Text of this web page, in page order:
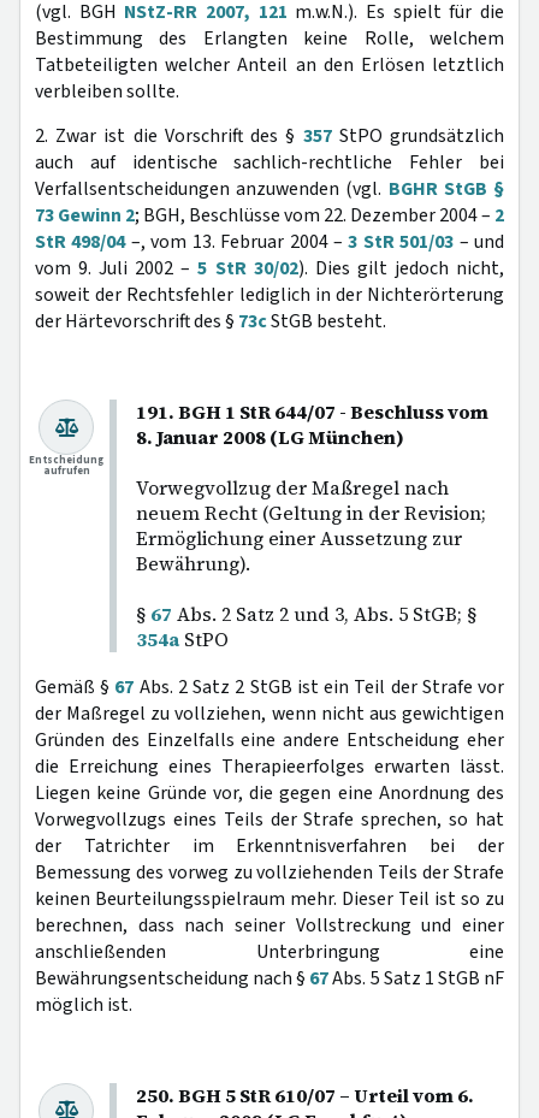
(vgl. BGH NStZ-RR 2007, 121 m.w.N.). Es spielt für die
Bestimmung des Erlangten keine Rolle, welchem
Tatbeteiligten welcher Anteil an den Erlösen letztlich
verbleiben sollte.
2. Zwar ist die Vorschrift des § 357StPO grundsätzlich
auch auf identische sachlich-rechtliche Fehler bei
Verfallsentscheidungen anzuwenden (vgl. BGHR StGB §
73 Gewinn 2; BGH, Beschlüsse vom 22. Dezember 2004 – 2
StR 498/04–, vom 13. Februar 2004 –3 StR 501/03 – und
vom 9. Juli 2002 –5 StR 30/02). Dies gilt jedoch nicht,
soweit der Rechtsfehler lediglich in der Nichterörterung
der Härtevorschrift des § 73cStGB besteht.
191. BGH 1 StR 644/07 - Beschluss vom
8. Januar 2008 (LG München)
Vorwegvollzug der Maßregel nach
neuem Recht (Geltung in der Revision;
Ermöglichung einer Aussetzung zur
Bewährung).
§ 67 Abs. 2 Satz 2 und 3, Abs. 5 StGB; §
354a StPO
Entscheidung
aufrufen
Gemäß § 67 Abs. 2 Satz 2 StGB ist ein Teil der Strafe vor
der Maßregel zu vollziehen, wenn nicht aus gewichtigen
Gründen des Einzelfalls eine andere Entscheidung eher
die Erreichung eines Therapieerfolges erwarten lässt.
Liegen keine Gründe vor, die gegen eine Anordnung des
Vorwegvollzugs eines Teils der Strafe sprechen, so hat
der Tatrichter im Erkenntnisverfahren bei der
Bemessung des vorweg zu vollziehenden Teils der Strafe
keinen Beurteilungsspielraum mehr. Dieser Teil ist so zu
berechnen, dass nach seiner Vollstreckung und einer
anschließenden Unterbringung eine
Bewährungsentscheidung nach § 67Abs. 5 Satz 1 StGB nF
möglich ist.
250. BGH 5 StR 610/07 – Urteil vom 6.